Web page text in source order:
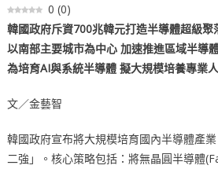
0 (0)
韓國政府斥資700兆韓元打造半導體超級聚
以南部主要城市為中心 加速推進區域半導
為培育AI與系統半導體 擬大規模培養專業
文／金藝智
韓國政府宣布將大規模培育國內半導體產
二強」。核心策略包括：將無晶圓半導體